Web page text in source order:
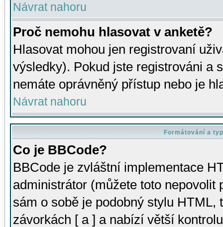
Návrat nahoru
Proč nemohu hlasovat v anketě?
Hlasovat mohou jen registrovaní
výsledky). Pokud jste registrováni a
nemáte oprávněný přístup nebo je
Návrat nahoru
Formátování a
Co je BBCode?
BBCode je zvláštní implementace
administrátor (můžete toto
sám o sobě je podobný stylu HTML,
závorkách [ a ] a nabízí větší